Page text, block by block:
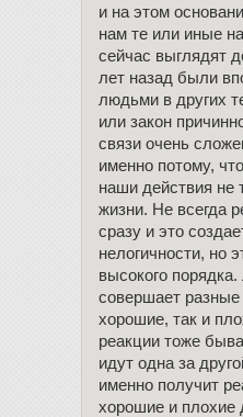
и на этом
нам те или иные
сейчас выглядят
лет назад были
людьми в других
или закон
связи очень
именно потому,
наши действия не
жизни. Не всегда
сразу и это
нелогичности, но
высокого
совершает разные
хорошие, так и
реакции тоже
идут одна за
именно получит
хорошие и плохие